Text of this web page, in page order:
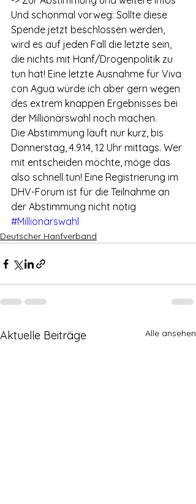
Und schonmal vorweg: Sollte diese
Spende jetzt beschlossen werden,
wird es auf jeden Fall die letzte sein,
die nichts mit Hanf/Drogenpolitik zu
tun hat! Eine letzte Ausnahme für Viva
con Agua würde ich aber gern wegen
des extrem knappen Ergebnisses bei
der Millionärswahl noch machen.
Die Abstimmung läuft nur kurz, bis
Donnerstag, 4.9.14, 12 Uhr mittags. Wer
mit entscheiden möchte, möge das
also schnell tun! Eine Registrierung im
DHV-Forum ist für die Teilnahme an
der Abstimmung nicht nötig
#Millionärswahl
Deutscher Hanfverband
Aktuelle Beiträge Alle ansehen